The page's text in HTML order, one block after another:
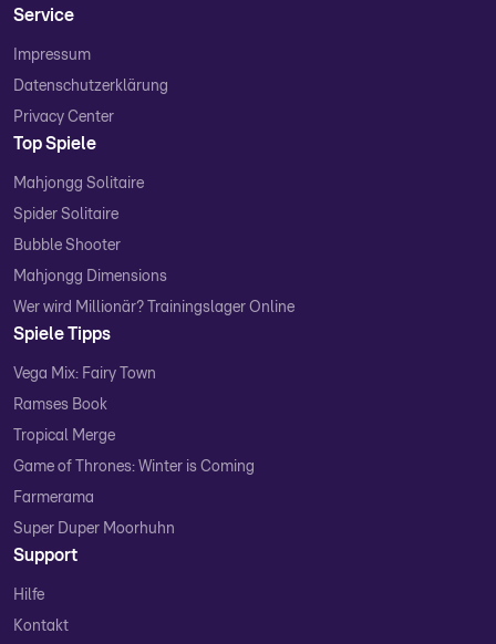
Service
Impressum
Datenschutzerklärung
Privacy Center
Top Spiele
Mahjongg Solitaire
Spider Solitaire
Bubble Shooter
Mahjongg Dimensions
Wer wird Millionär? Trainingslager Online
Spiele Tipps
Vega Mix: Fairy Town
Ramses Book
Tropical Merge
Game of Thrones: Winter is Coming
Farmerama
Super Duper Moorhuhn
Support
Hilfe
Kontakt